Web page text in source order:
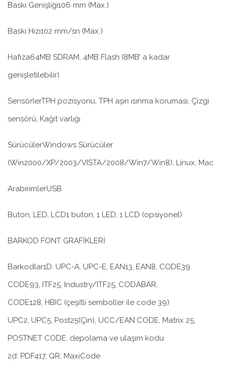
Baskı Genişliği106 mm (Max.)
Baskı Hızı102 mm/sn (Max.)
Hafıza64MB SDRAM, 4MB Flash (8MB’ a kadar
genişletilebilir)
SensörlerTPH pozisyonu, TPH aşırı ısınma koruması, Çizgi
sensörü, Kağıt varlığı
SürücülerWindows Sürücüler
(Win2000/XP/2003/VISTA/2008/Win7/Win8), Linux, Mac
ArabirimlerUSB
Buton, LED, LCD1 buton, 1 LED, 1 LCD (opsiyonel)
BARKOD FONT GRAFİKLERİ
Barkodlar1D: UPC-A, UPC-E, EAN13, EAN8, CODE39
CODE93, ITF25, Industry/ITF25, CODABAR,
CODE128, HBIC (çeşitli semboller ile code 39)
UPC2, UPC5, Post25(Çin), UCC/EAN CODE, Matrix 25,
POSTNET CODE, depolama ve ulaşım kodu
2d: PDF417, QR, MaxiCode